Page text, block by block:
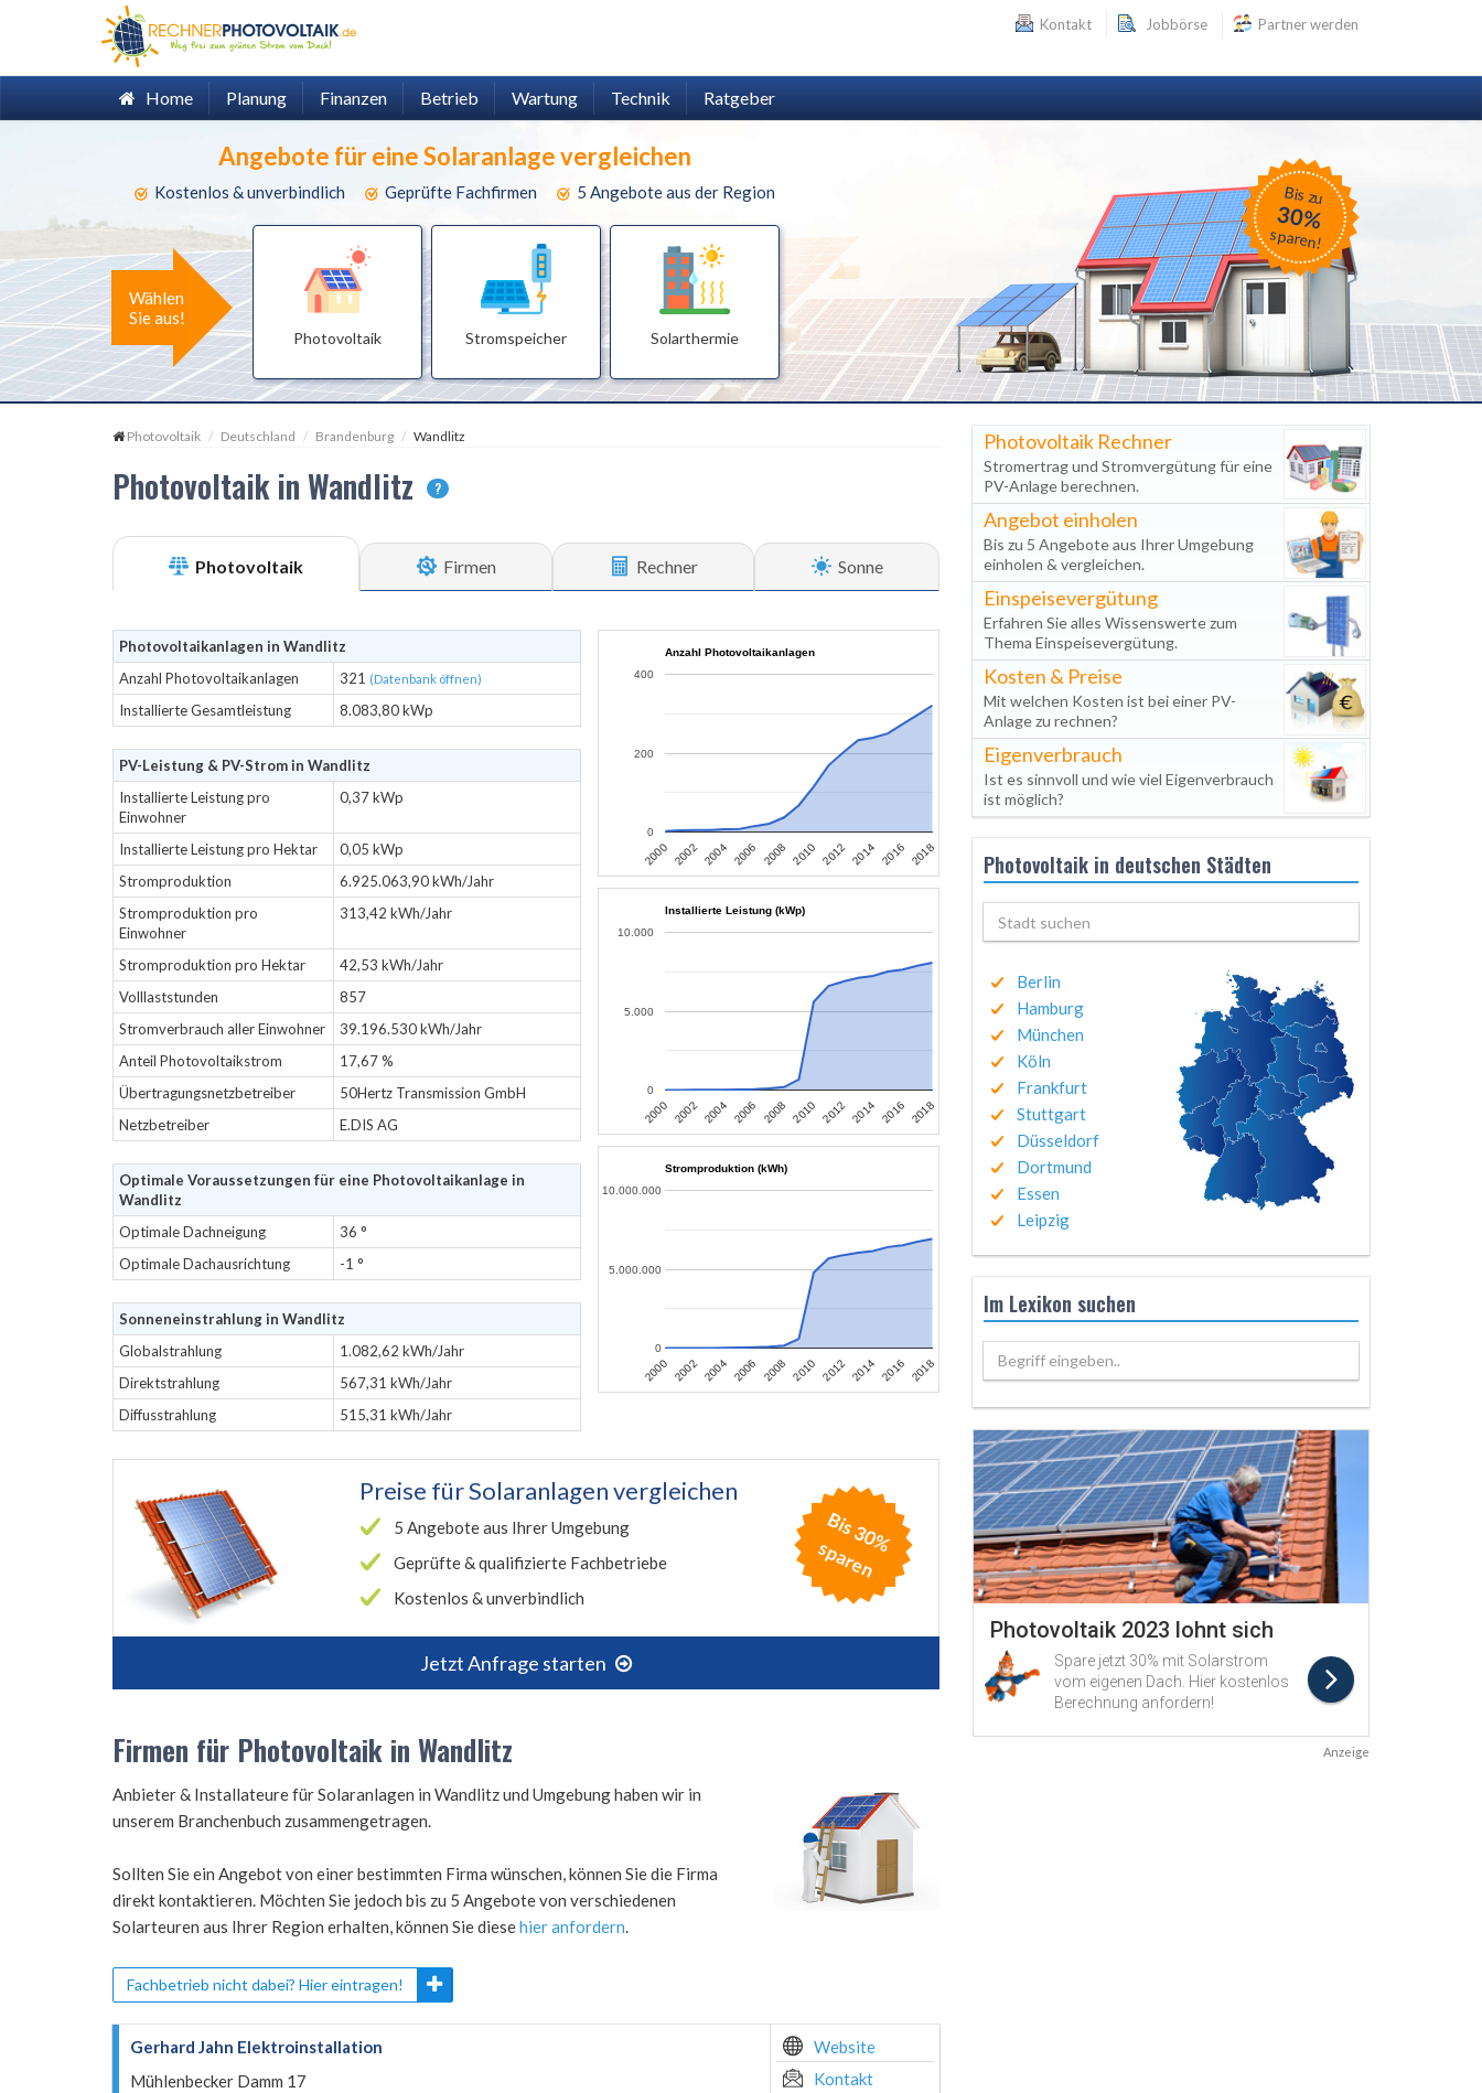
Kontakt Jobbörse Partner werden
Home Planung Finanzen Betrieb Wartung Technik Ratgeber
Angebote für eine Solaranlage vergleichen
Kostenlos & unverbindlich Geprüfte Fachfirmen 5 Angebote aus der Region
Wählen
Sie aus!
Photovoltaik Stromspeicher Solarthermie
Bis zu
30%
sparen!
Photovoltaik Deutschland Brandenburg Wandlitz
Photovoltaik in Wandlitz ?
Photovoltaik Firmen Rechner Sonne
Photovoltaikanlagen in Wandlitz
Anzahl Photovoltaikanlagen
321 (Datenbank öffnen)
Installierte Gesamtleistung 8.083,80 kWp
PV-Leistung & PV-Strom in Wandlitz
Installierte Leistung pro
Einwohner
0,37 kWp
Installierte Leistung pro Hektar
0,05 kWp
Stromproduktion
6.925.063,90 kWh/Jahr
Stromproduktion pro
Einwohner
313,42 kWh/Jahr
Stromproduktion pro Hektar
42,53 kWh/Jahr
Volllaststunden
857
Stromverbrauch aller Einwohner
39.196.530 kWh/Jahr
Anteil Photovoltaikstrom
17,67 %
Übertragungsnetzbetreiber
50Hertz Transmission GmbH
Netzbetreiber
E.DIS AG
Optimale Voraussetzungen für eine Photovoltaikanlage in
Wandlitz
Optimale Dachneigung
36 °
Optimale Dachausrichtung
-1 °
Sonneneinstrahlung in Wandlitz
Globalstrahlung
1.082,62 kWh/Jahr
Direktstrahlung
567,31 kWh/Jahr
Diffusstrahlung
515,31 kWh/Jahr
Anzahl Photovoltaikanlagen
2000 2002 2004 2006 2008 2010 2012 2014 2016 2018
0
200
400
Installierte Leistung (kWp)
2000 2002 2004 2006 2008 2010 2012 2014 2016 2018
0
5.000
10.000
Stromproduktion (kWh)
2000 2002 2004 2006 2008 2010 2012 2014 2016 2018
0
5.000.000
10.000.000
Preise fürSolaranlagen vergleichen
5 Angebote aus Ihrer Umgebung
Geprüfte & qualifizierte Fachbetriebe
Kostenlos & unverbindlich
Jetzt Anfrage starten
B
is
3
0
%
s
p
a
r
e
n
Firmen für Photovoltaik in Wandlitz
Anbieter & Installateure für Solaranlagen in Wandlitz und Umgebung haben wir in
unserem Branchenbuch zusammengetragen.
Sollten Sie ein Angebot von einer bestimmten Firma wünschen, können Sie die Firma
direkt kontaktieren. Möchten Sie jedoch bis zu 5 Angebote von verschiedenen
Solarteuren aus Ihrer Region erhalten, können Sie diesehier anfordern.
Fachbetrieb nicht dabei? Hier eintragen!
Gerhard Jahn Elektroinstallation
Mühlenbecker Damm 17
Website
Kontakt
Photovoltaik Rechner
Stromertrag und Stromvergütung für eine
PV-Anlage berechnen.
Angebot einholen
Bis zu 5 Angebote aus Ihrer Umgebung
einholen & vergleichen.
Einspeisevergütung
Erfahren Sie alles Wissenswerte zum
Thema Einspeisevergütung.
Kosten & Preise
Mit welchen Kosten ist bei einer PV-
Anlage zu rechnen?
Eigenverbrauch
Ist es sinnvoll und wie viel Eigenverbrauch
ist möglich?
Photovoltaik in deutschen Städten
Berlin
Hamburg
München
Köln
Frankfurt
Stuttgart
Düsseldorf
Dortmund
Essen
Leipzig
Im Lexikon suchen
Begriff eingeben..
Anzeige